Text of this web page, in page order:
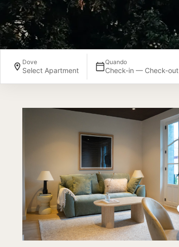
Dove
Select Apartment
Quando
Check-in — Check-out